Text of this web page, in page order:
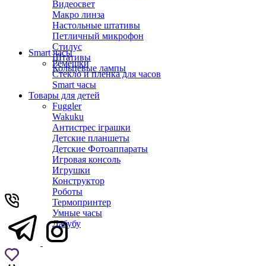
Видеосвет
Макро линза
Настольные штативы
Петличный микрофон
Стилус
Штативы
Кольцевые лампы
Smart часы
Ремешки
Стекло и пленка для часов
Smart часы
Товары для детей
Fuggler
Wakuku
Антистрес іграшки
Детские планшеты
Детские Фотоаппараты
Игровая консоль
Игрушки
Конструктор
Роботы
Термопринтер
Умные часы
Лабубу